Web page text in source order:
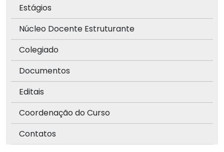
Estágios
Núcleo Docente Estruturante
Colegiado
Documentos
Editais
Coordenação do Curso
Contatos